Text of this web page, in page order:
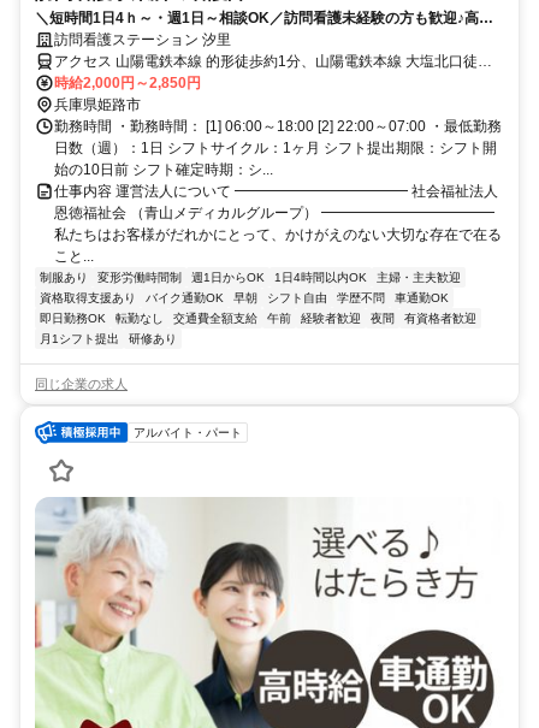
＼短時間1日4ｈ～・週1日～相談OK／訪問看護未経験の方も歓迎♪高時
給2000～2850円｜車通勤可
訪問看護ステーション 汐里
アクセス 山陽電鉄本線 的形徒歩約1分、山陽電鉄本線 大塩北口徒歩
約19分、山陽電鉄本線 八家徒歩約28分 【勤務地最寄駅】山陽電鉄本
線「的形」駅より徒歩5分
時給2,000円～2,850円
兵庫県姫路市
勤務時間 ・勤務時間： [1] 06:00～18:00 [2] 22:00～07:00 ・最低勤務
日数（週）：1日 シフトサイクル：1ヶ月 シフト提出期限：シフト開
始の10日前 シフト確定時期：シ...
仕事内容 運営法人について ━━━━━━━━━━━━ 社会福祉法人
恩徳福祉会 （青山メディカルグループ） ━━━━━━━━━━━━
私たちはお客様がだれかにとって、かけがえのない大切な存在で在る
こと...
制服あり 変形労働時間制 週1日からOK 1日4時間以内OK
主婦・主夫歓迎
資格取得支援あり
バイク通勤OK 早朝 シフト自由 学歴不問
車通勤OK
即日勤務OK
転勤なし 交通費全額支給 午前 経験者歓迎 夜間
有資格者歓迎
月1シフト提出
研修あり
同じ企業の求人
アルバイト・パート